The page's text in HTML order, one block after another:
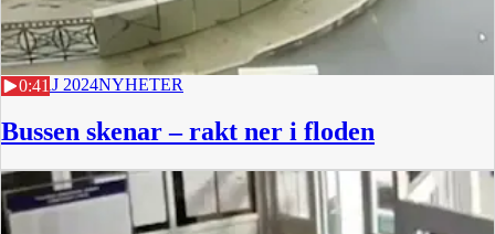
0:41
10 MAJ 2024NYHETER
Bussen skenar – rakt ner i floden